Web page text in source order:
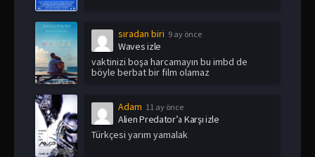
sıradan biri 9 ay önce
Waves izle
vaktinizi boşa harcamayın bu imbd de
böyle berbat bir film olamaz
Adam 11 ay önce
Alien Predator’a Karşı izle
Türkçesi yarım yamalak